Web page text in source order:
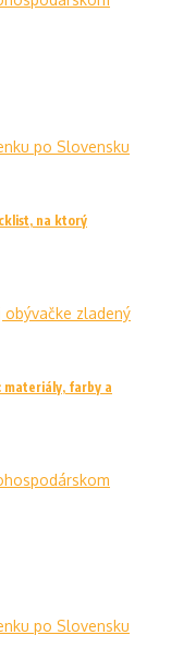
na ktorý
materiály, farby a